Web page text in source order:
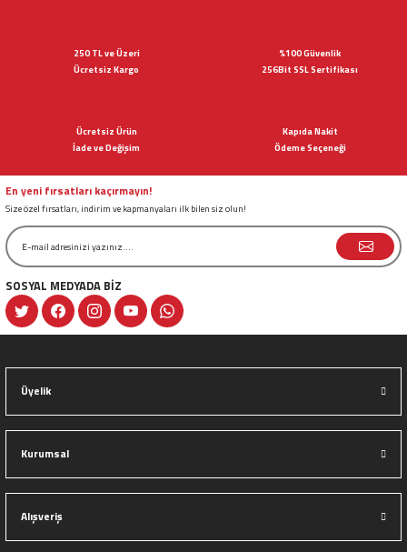
Ürün bilgilerinde hatalar bulunuyor.
Bu ürüne benzer farklı alternatifler olmalı.
250 TL ve Üzeri
Ücretsiz Kargo
%100 Güvenlik
256Bit SSL Sertifikası
Ücretsiz Ürün
İade ve Değişim
Kapıda Nakit
Ödeme Seçeneği
En yeni fırsatları kaçırmayın!
Size özel fırsatları, indirim ve kapmanyaları ilk bilen siz olun!
SOSYAL MEDYADA BİZ
Üyelik
Kurumsal
Alışveriş